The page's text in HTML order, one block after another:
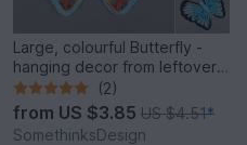
Large, colourful Butterfly -
hanging decor from leftover
yarn
(2)
from US $3.85 US $4.51*
SomethinksDesign